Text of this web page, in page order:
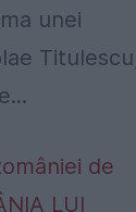
unei